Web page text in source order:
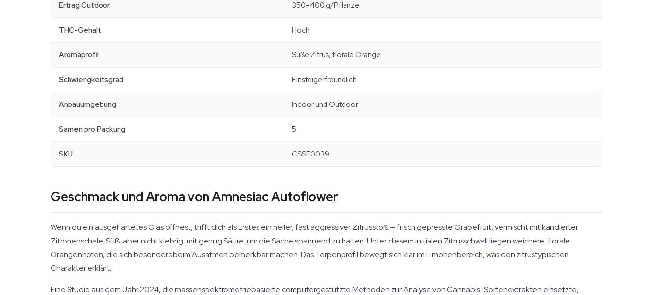
Ertrag Outdoor 350–400 g/Pflanze
THC-Gehalt Hoch
Aromaprofil Süße Zitrus, florale Orange
Schwierigkeitsgrad Einsteigerfreundlich
Anbauumgebung Indoor und Outdoor
Samen pro Packung 5
SKU CSSF0039
Geschmack und Aroma von Amnesiac Autoflower
Wenn du ein ausgehärtetes Glas öffnest, trifft dich als Erstes ein heller, fast aggressiver Zitrusstoß — frisch gepresste Grapefruit, vermischt mit kandierter
Zitronenschale. Süß, aber nicht klebrig, mit genug Säure, um die Sache spannend zu halten. Unter diesem initialen Zitrusschwall liegen weichere, florale
Orangennoten, die sich besonders beim Ausatmen bemerkbar machen. Das Terpenprofil bewegt sich klar im Limonenbereich, was den zitrustypischen
Charakter erklärt.
Eine Studie aus dem Jahr 2024, die massenspektrometriebasierte computergestützte Methoden zur Analyse von Cannabis-Sortenextrakten einsetzte,